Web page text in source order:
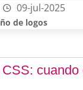
09-jul-2025
de logos
cuando